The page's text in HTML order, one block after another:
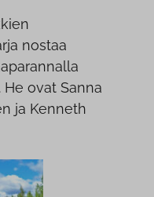
nostaa
ovat Sanna
ja Kenneth